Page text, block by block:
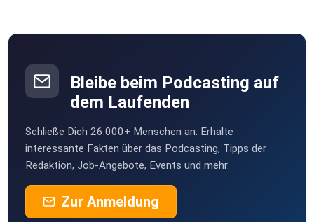
Bleibe beim Podcasting auf
dem Laufenden
Schließe Dich 26.000+ Menschen an. Erhalte
interessante Fakten über das Podcasting, Tipps der
Redaktion, Job-Angebote, Events und mehr.
Zur Anmeldung